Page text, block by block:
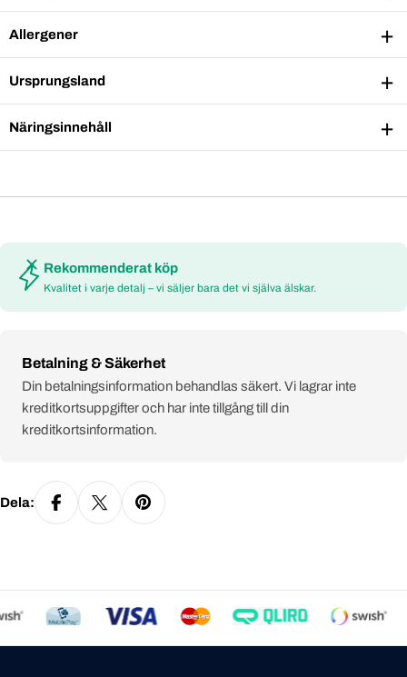
Allergener
Ursprungsland
Näringsinnehåll
Rekommenderat köp
Kvalitet i varje detalj – vi säljer bara det vi själva älskar.
Betalning & Säkerhet
Payment
methods
Din betalningsinformation behandlas säkert. Vi lagrar inte
kreditkortsuppgifter och har inte tillgång till din
kreditkortsinformation.
Dela: